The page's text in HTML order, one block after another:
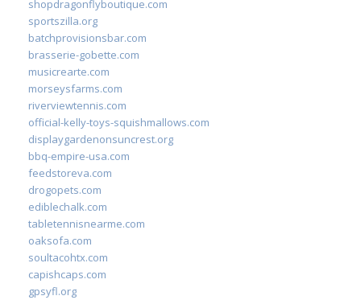
shopdragonflyboutique.com
sportszilla.org
batchprovisionsbar.com
brasserie-gobette.com
musicrearte.com
morseysfarms.com
riverviewtennis.com
official-kelly-toys-squishmallows.com
displaygardenonsuncrest.org
bbq-empire-usa.com
feedstoreva.com
drogopets.com
ediblechalk.com
tabletennisnearme.com
oaksofa.com
soultacohtx.com
capishcaps.com
gpsyfl.org